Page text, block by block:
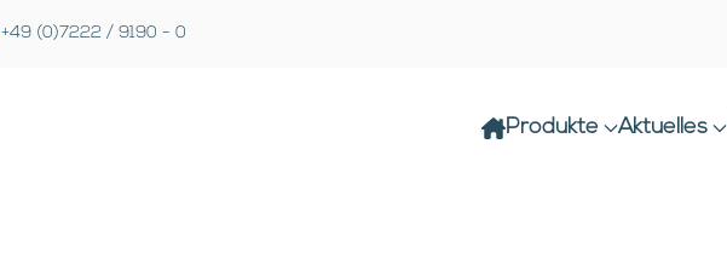
+49 (0)7222 / 9190 - 0
Produkte Aktuelles